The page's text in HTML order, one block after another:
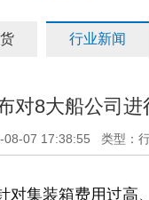
行业新闻
对8大船公司进
08-07 17:38:55 类型：行
对集装箱费用过高